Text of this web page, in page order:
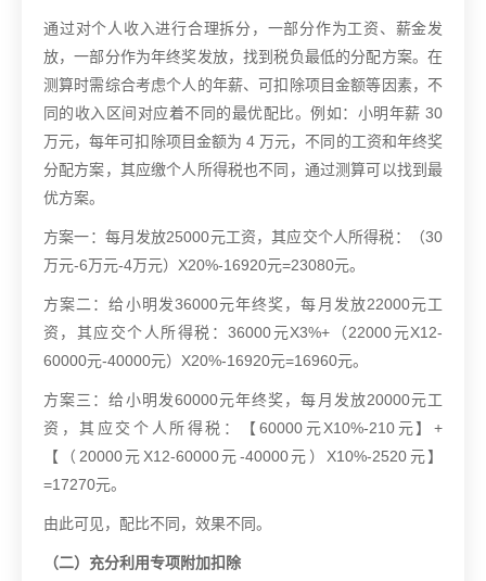
通过对个人收入进行合理拆分，一部分作为工资、薪金发
放，一部分作为年终奖发放，找到税负最低的分配方案。在
测算时需综合考虑个人的年薪、可扣除项目金额等因素，不
同的收入区间对应着不同的最优配比。例如：小明年薪 30
万元，每年可扣除项目金额为 4 万元，不同的工资和年终奖
分配方案，其应缴个人所得税也不同，通过测算可以找到最
优方案。
方案一：每月发放25000元工资，其应交个人所得税：（30
万元-6万元-4万元）X20%-16920元=23080元。
方案二：给小明发36000元年终奖，每月发放22000元工
资，其应交个人所得税：36000元X3%+（22000元X12-
60000元-40000元）X20%-16920元=16960元。
方案三：给小明发60000元年终奖，每月发放20000元工
资，其应交个人所得税：【60000元X10%-210元】+
【（20000元X12-60000元-40000元）X10%-2520元】
=17270元。
由此可见，配比不同，效果不同。
（二）充分利用专项附加扣除